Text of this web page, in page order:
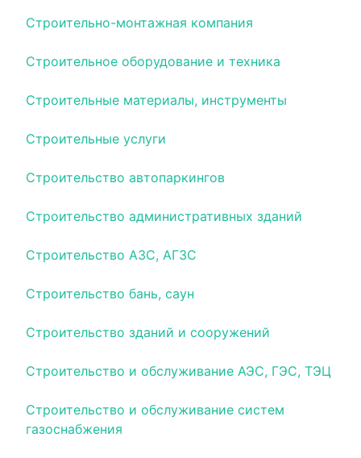
Строительно-монтажная компания
Строительное оборудование и техника
Строительные материалы, инструменты
Строительные услуги
Строительство автопаркингов
Строительство административных зданий
Строительство АЗС, АГЗС
Строительство бань, саун
Строительство зданий и сооружений
Строительство и обслуживание АЭС, ГЭС, ТЭЦ
Строительство и обслуживание систем
газоснабжения